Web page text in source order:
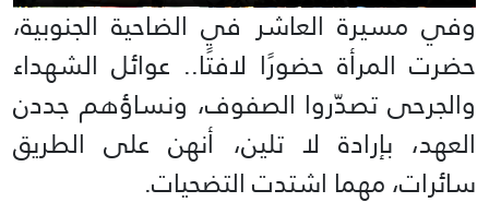
وفي مسيرة العاشر في الضاحية الجنوبية،
حضرت المرأة حضورًا لافتًا.. عوائل الشهداء
والجرحى تصدّروا الصفوف، ونساؤهم جددن
العهد، بإرادة لا تلين، أنهن على الطريق
سائرات، مهما اشتدت التضحيات.